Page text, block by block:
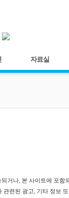
자료실
거나, 본 사이트에 포함
련된 광고, 기타 정보